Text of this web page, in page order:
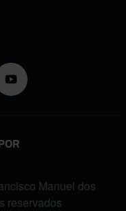
Manuel dos
reservados